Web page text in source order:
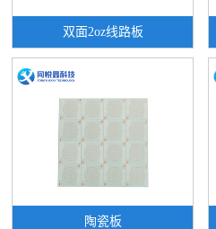
双面2oz线路板
陶瓷板